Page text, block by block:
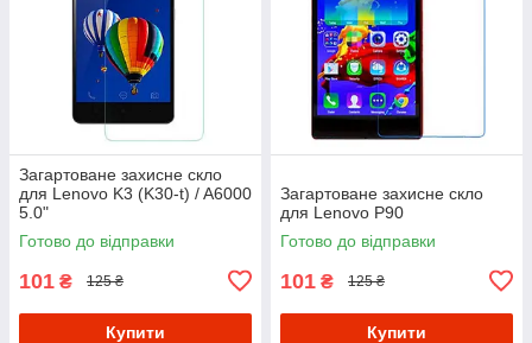
Загартоване захисне скло
для Lenovo K3 (K30-t) / A6000
5.0"
Готово до відправки
101 ₴ 125 ₴
Купити
Загартоване захисне скло
для Lenovo P90
Готово до відправки
101 ₴ 125 ₴
Купити